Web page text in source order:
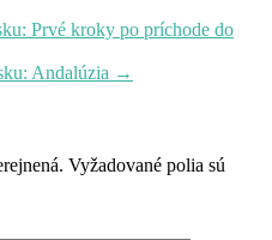
Prvé kroky po príchode do
Andalúzia →
Vyžadované polia sú